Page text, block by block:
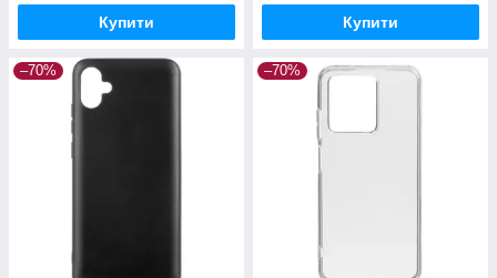
Купити Купити
–70% –70%